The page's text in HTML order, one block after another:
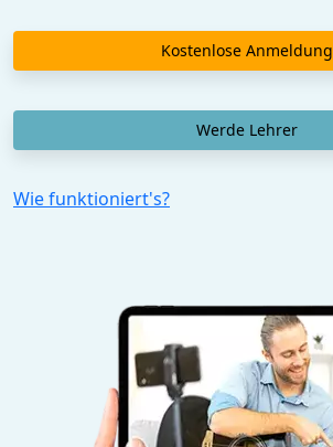
Kostenlose Anmeldung
Werde Lehrer
Wie funktioniert's?